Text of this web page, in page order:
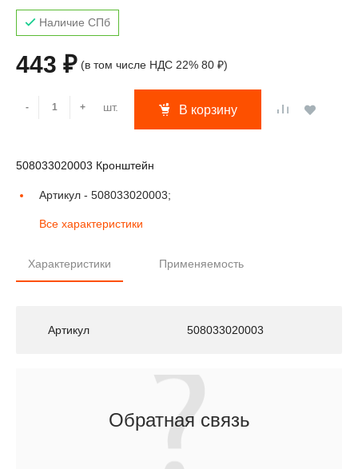
Наличие СПб
443 ₽ (в том числе НДС 22% 80 ₽)
- + шт. В корзину
508033020003 Кронштейн
Артикул - 508033020003;
Все характеристики
Характеристики Применяемость
Артикул 508033020003
Обратная связь